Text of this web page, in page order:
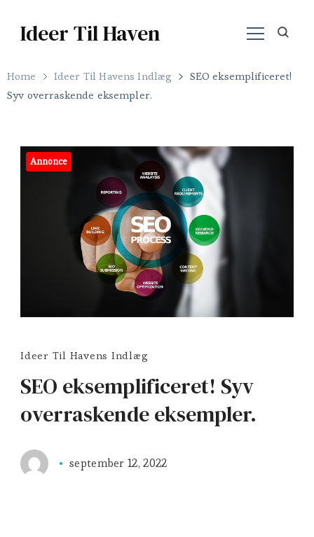
Ideer Til Haven
Home Ideer Til Havens Indlæg
SEO eksemplificeret!
Syv overraskende eksempler.
Annonce
Ideer Til Havens Indlæg
SEO eksemplificeret! Syv
overraskende eksempler.
september 12, 2022